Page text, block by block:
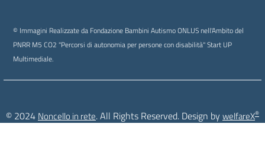
© Immagini Realizzate da Fondazione Bambini Autismo ONLUS nell'Ambito del
PNRR M5 CO2 "Percorsi di autonomia per persone con disabilità" Start UP
Multimediale.
© 2024 Noncello in rete. All Rights Reserved. Design by welfareX®